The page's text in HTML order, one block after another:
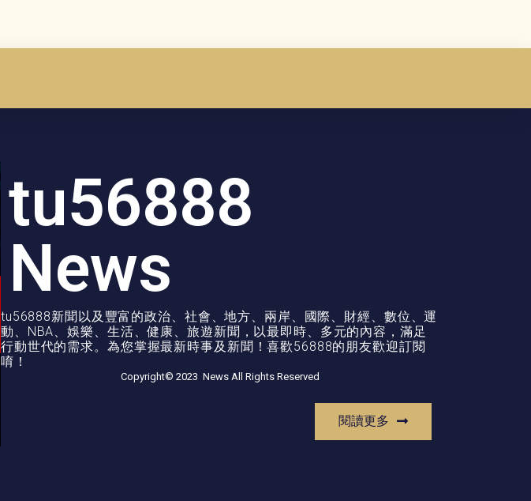
tu56888
News
tu56888新聞以及豐富的政治、社會、地方、兩岸、國際、財經、數位、運
動、NBA、娛樂、生活、健康、旅遊新聞，以最即時、多元的內容，滿足
行動世代的需求。為您掌握最新時事及新聞！喜歡56888的朋友歡迎訂閱
唷！
Copyright© 2023 News All Rights Reserved
閱讀更多